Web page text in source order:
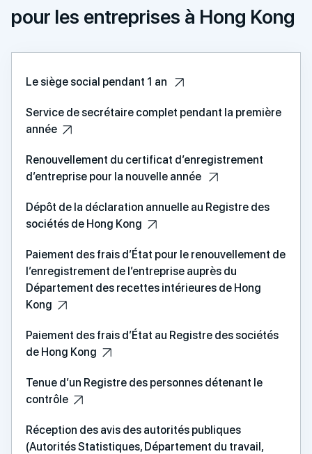
pour les entreprises à Hong Kong
Le siège social pendant 1 an
Service de secrétaire complet pendant la première
année
Renouvellement du certificat d’enregistrement
d’entreprise pour la nouvelle année
Dépôt de la déclaration annuelle au Registre des
sociétés de Hong Kong
Paiement des frais d’État pour le renouvellement de
l’enregistrement de l’entreprise auprès du
Département des recettes intérieures de Hong
Kong
Paiement des frais d’État au Registre des sociétés
de Hong Kong
Tenue d’un Registre des personnes détenant le
contrôle
Réception des avis des autorités publiques
(Autorités Statistiques, Département du travail,